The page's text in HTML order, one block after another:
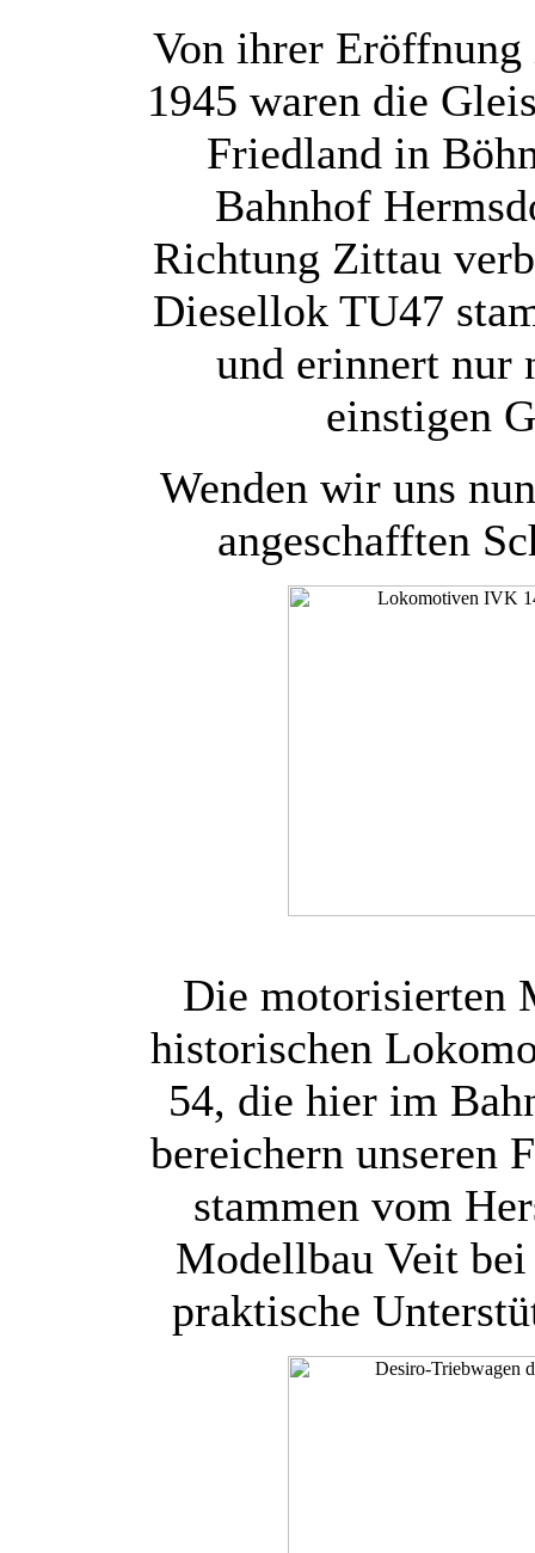
Von ihrer Eröffnung
1945 waren die
Friedland in
Bahnhof
Richtung Zittau
Diesellok TU47
und erinnert nur
einstigen
Wenden wir uns
angeschafften
Die motorisierten
historischen
54, die hier im
bereichern unseren
stammen vom
Modellbau Veit
praktische